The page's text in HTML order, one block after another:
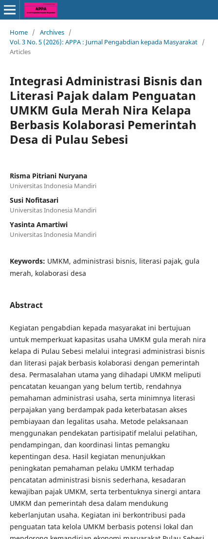
Home / Archives /
Vol. 3 No. 5 (2026): APPA : Jurnal Pengabdian kepada Masyarakat /
Articles
Integrasi Administrasi Bisnis dan
Literasi Pajak dalam Penguatan
UMKM Gula Merah Nira Kelapa
Berbasis Kolaborasi Pemerintah
Desa di Pulau Sebesi
Risma Pitriani Nuryana
Universitas Indonesia Mandiri
Susi Nofitasari
Universitas Indonesia Mandiri
Yasinta Amartiwi
Universitas Indonesia Mandiri
Keywords: UMKM, administrasi bisnis, literasi pajak, gula
merah, kolaborasi desa
Abstract
Kegiatan pengabdian kepada masyarakat ini bertujuan
untuk memperkuat kapasitas usaha UMKM gula merah nira
kelapa di Pulau Sebesi melalui integrasi administrasi bisnis
dan literasi pajak berbasis kolaborasi dengan pemerintah
desa. Permasalahan utama yang dihadapi UMKM meliputi
pencatatan keuangan yang belum tertib, rendahnya
pemahaman administrasi usaha, serta minimnya literasi
perpajakan yang berdampak pada keterbatasan akses
pembiayaan dan legalitas usaha. Metode pelaksanaan
menggunakan pendekatan partisipatif melalui pelatihan,
pendampingan, dan koordinasi lintas pemangku
kepentingan desa. Hasil kegiatan menunjukkan
peningkatan pemahaman pelaku UMKM terhadap
pencatatan administrasi bisnis sederhana, kesadaran
kewajiban pajak UMKM, serta terbentuknya sinergi antara
UMKM dan pemerintah desa dalam mendukung
keberlanjutan usaha. Kegiatan ini berkontribusi pada
penguatan tata kelola UMKM berbasis potensi lokal dan